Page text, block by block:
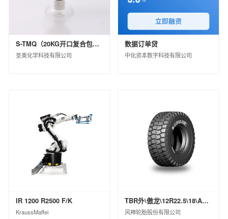
沈阳中化化成环保科技有限公司
中化环信环境工程（上海）有限公司
蓝星工程有限公司
京泰环保科技有限公司
中化环境科技工程有限公司
风神轮胎股份有限公司
上海克劳斯玛菲机械有限公司
天华化工机械及自动化研究设计院有限公司
福建天华智能装备有限公司
桂林橡胶机械有限公司
蓝星（北京）化工机械有限公司
S-TMQ（20KG开口复合包装）
圣奥化学科技有限公司
数据订单贷
中化资本数字科技有限公司
IR 1200 R2500 F/K
KraussMaffei
TBR外\傲龙\12R22.5\18\ASR79ⅡPI\TL\0
风神轮胎股份有限公司